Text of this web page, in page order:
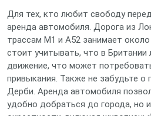
Для тех, кто любит свободу
аренда автомобиля. Дорога из
трассам M1 и A52 занимает
стоит учитывать, что в Британии
движение, что может
привыкания. Также не забудьте о
Дерби. Аренда автомобиля
удобно добраться до города, но